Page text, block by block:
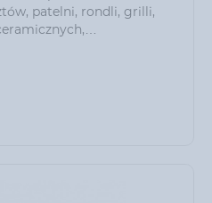
patelni, rondli, grilli,
oraz w
mikrofalowych.